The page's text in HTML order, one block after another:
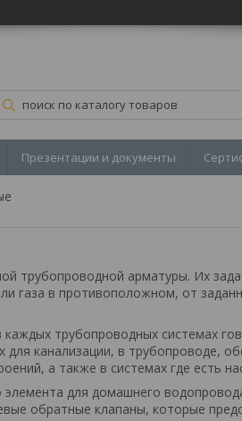
Презентации и документы
трубопроводной арматуры. Их
газа в противоположном, от
трубопроводных системах
для канализации, в трубопроводе,
а также в системах где есть
элемента для домашнего
обратные клапаны, которые